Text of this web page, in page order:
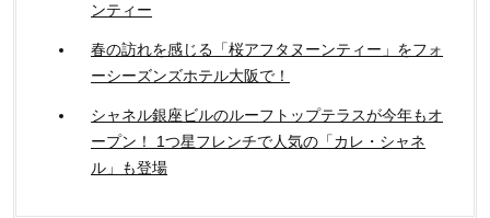
ンティー
春の訪れを感じる「桜アフタヌーンティー」をフォ
ーシーズンズホテル大阪で！
シャネル銀座ビルのルーフトップテラスが今年もオ
ープン！ 1つ星フレンチで⼈気の「カレ・シャネ
ル」も登場